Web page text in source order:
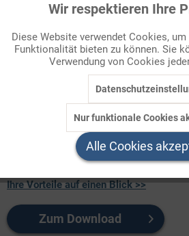
Seitenanzahl
Themenbereich
Artificial Intelligence in the Fields of
Work - to Praise or not to Praise?
Two sets of oral examinations
Ihre Vorteile auf einen Blick >>
Zum Download
Funktionale
Marketing
Wir respektieren Ihre
Diese Website verwendet Cookies,
Funktionalität bieten zu können. Sie
Verwendung von Cookies
Nur funktionale Cookies
Alle Cookies